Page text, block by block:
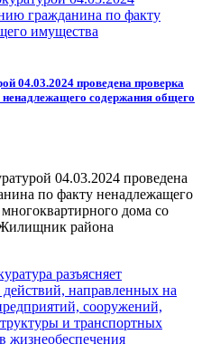
04.03.2024 проведена проверка
содержания общего
04.03.2024 проведена
по факту ненадлежащего
дома со
района